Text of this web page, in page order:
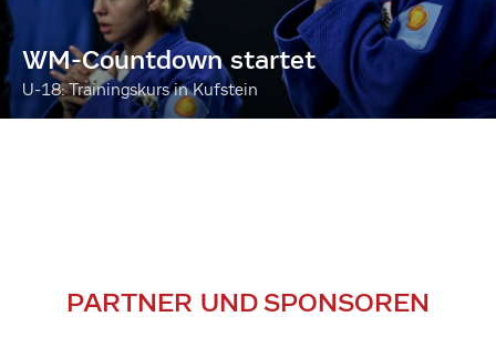
WM-Countdown startet
U-18: Trainingskurs in Kufstein
PARTNER UND SPONSOREN